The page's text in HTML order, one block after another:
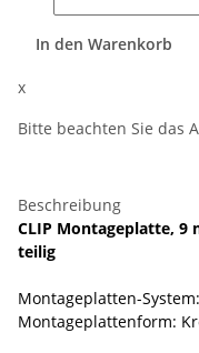
In den Warenkorb
x
Bitte beachten Sie das
Beschreibung
CLIP Montageplatte, 9
teilig
Montageplatten-
Montageplattenform: